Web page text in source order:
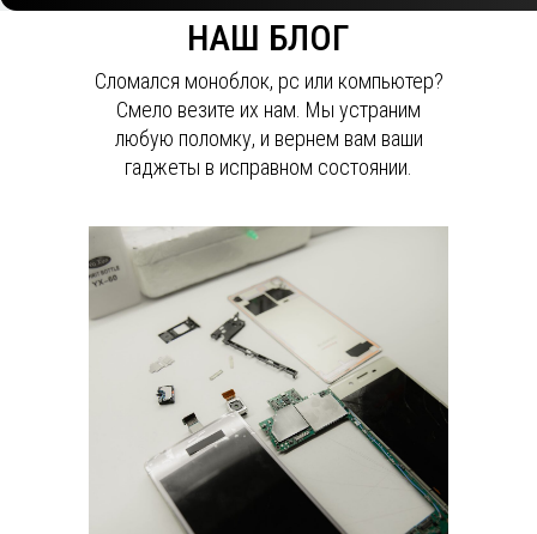
Сломался моноблок, pc или компьютер?
Смело везите их нам. Мы устраним
любую поломку, и вернем вам ваши
гаджеты в исправном состоянии.
НАШ БЛОГ